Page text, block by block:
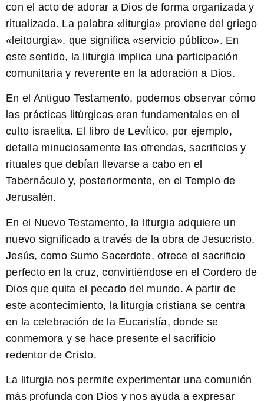
con el acto de adorar a Dios de forma organizada y
ritualizada. La palabra «liturgia» proviene del griego
«leitourgia», que significa «servicio público». En
este sentido, la liturgia implica una participación
comunitaria y reverente en la adoración a Dios.
En el Antiguo Testamento, podemos observar cómo
las prácticas litúrgicas eran fundamentales en el
culto israelita. El libro de Levítico, por ejemplo,
detalla minuciosamente las ofrendas, sacrificios y
rituales que debían llevarse a cabo en el
Tabernáculo y, posteriormente, en el Templo de
Jerusalén.
En el Nuevo Testamento, la liturgia adquiere un
nuevo significado a través de la obra de Jesucristo.
Jesús, como Sumo Sacerdote, ofrece el sacrificio
perfecto en la cruz, convirtiéndose en el Cordero de
Dios que quita el pecado del mundo. A partir de
este acontecimiento, la liturgia cristiana se centra
en la celebración de la Eucaristía, donde se
conmemora y se hace presente el sacrificio
redentor de Cristo.
La liturgia nos permite experimentar una comunión
más profunda con Dios y nos ayuda a expresar